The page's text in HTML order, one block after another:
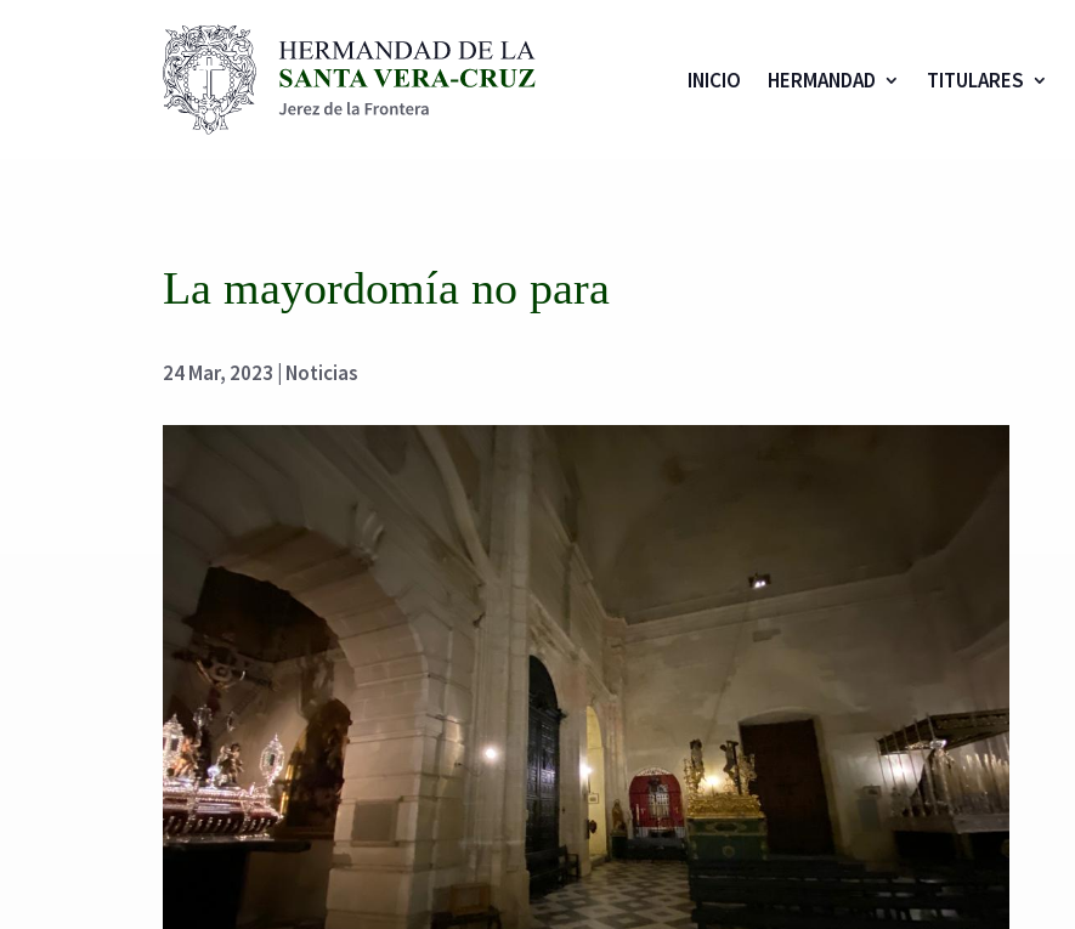
INICIO HERMANDAD TITULARES
La mayordomía no para
24 Mar, 2023 Noticias